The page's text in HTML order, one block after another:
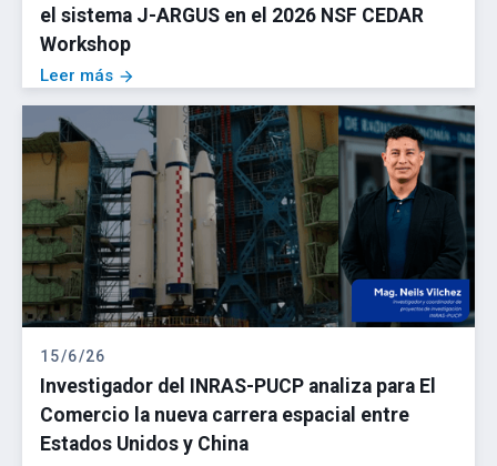
el sistema J-ARGUS en el 2026 NSF CEDAR
Workshop
Leer más arrow_forward
15/6/26
Investigador del INRAS-PUCP analiza para El
Comercio la nueva carrera espacial entre
Estados Unidos y China